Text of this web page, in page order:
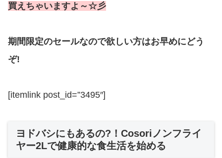
買えちゃいますよ～☆彡
期間限定のセールなので欲しい方はお早めにどう
ぞ!
[itemlink post_id=”3495″]
ヨドバシにもあるの?！Cosoriノンフライ
ヤー2Lで健康的な食生活を始める